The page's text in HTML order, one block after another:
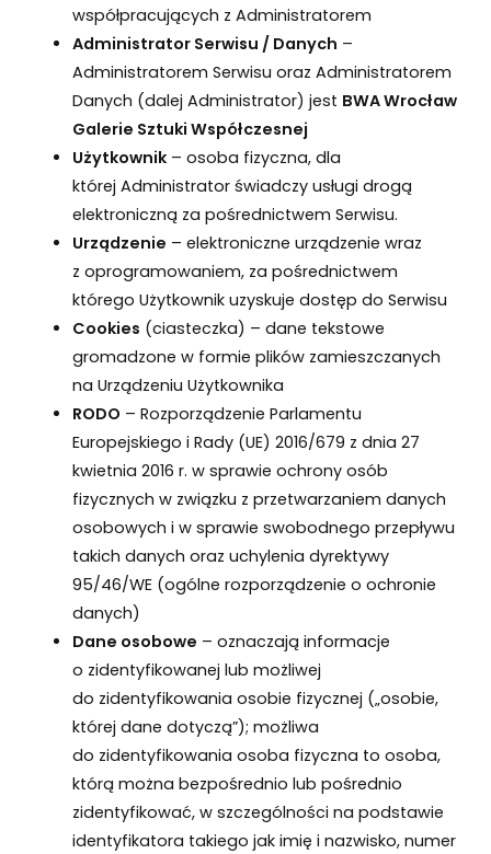
współpracujących z Administratorem
Administrator Serwisu / Danych –
Administratorem Serwisu oraz Administratorem
Danych (dalej Administrator) jest BWA Wrocław
Galerie Sztuki Współczesnej
Użytkownik – osoba fizyczna, dla
której Administrator świadczy usługi drogą
elektroniczną za pośrednictwem Serwisu.
Urządzenie – elektroniczne urządzenie wraz
z oprogramowaniem, za pośrednictwem
którego Użytkownik uzyskuje dostęp do Serwisu
Cookies (ciasteczka) – dane tekstowe
gromadzone w formie plików zamieszczanych
na Urządzeniu Użytkownika
RODO – Rozporządzenie Parlamentu
Europejskiego i Rady (UE) 2016/679 z dnia 27
kwietnia 2016 r. w sprawie ochrony osób
fizycznych w związku z przetwarzaniem danych
osobowych i w sprawie swobodnego przepływu
takich danych oraz uchylenia dyrektywy
95/46/WE (ogólne rozporządzenie o ochronie
danych)
Dane osobowe – oznaczają informacje
o zidentyfikowanej lub możliwej
do zidentyfikowania osobie fizycznej („osobie,
której dane dotyczą”); możliwa
do zidentyfikowania osoba fizyczna to osoba,
którą można bezpośrednio lub pośrednio
zidentyfikować, w szczególności na podstawie
identyfikatora takiego jak imię i nazwisko, numer